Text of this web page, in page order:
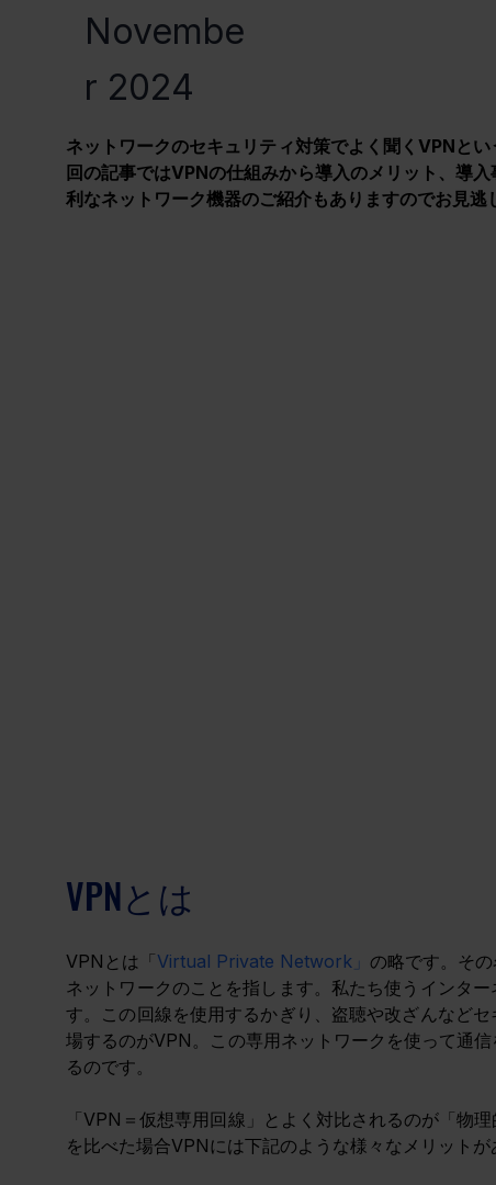
Novembe
r 2024
ネットワークのセキュリティ対策でよく聞くVPNと
回の記事ではVPNの仕組みから導入のメリット、導
利なネットワーク機器のご紹介もありますのでお見逃
VPNとは
VPNとは「Virtual Private Network」 の略です。そ
ネットワークのことを指します。私たち使うインタ
す。この回線を使用するかぎり、盗聴や改ざんなど
場するのがVPN。この専用ネットワークを使って通
るのです。
「VPN＝仮想専用回線」とよく対比されるのが「物
を比べた場合VPNには下記のような様々なメリットが